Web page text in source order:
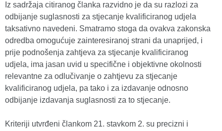
Iz sadržaja citiranog članka razvidno je da su razlozi za
odbijanje suglasnosti za stjecanje kvalificiranog udjela
taksativno navedeni. Smatramo stoga da ovakva zakonska
odredba omogućuje zainteresiranoj strani da unaprijed, i
prije podnošenja zahtjeva za stjecanje kvalificiranog
udjela, ima jasan uvid u specifične i objektivne okolnosti
relevantne za odlučivanje o zahtjevu za stjecanje
kvalificiranog udjela, pa tako i za izdavanje odnosno
odbijanje izdavanja suglasnosti za to stjecanje.
Kriteriji utvrđeni člankom 21. stavkom 2. su precizni i